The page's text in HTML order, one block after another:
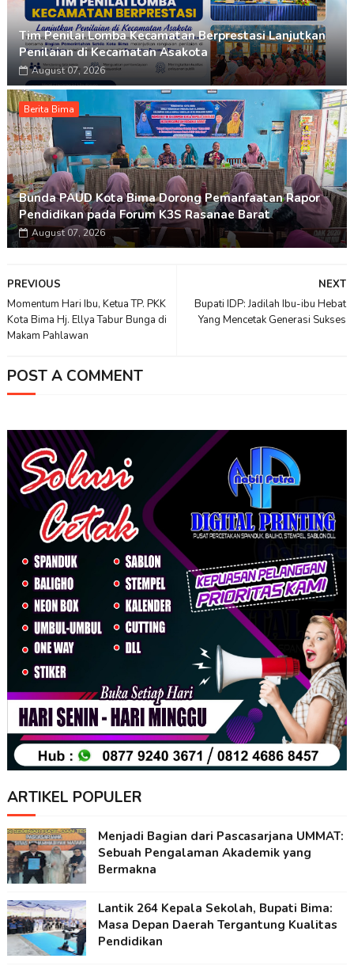
Tim Penilai Lomba Kecamatan Berprestasi Lanjutkan
Penilaian di Kecamatan Asakota
August 07, 2026
Berita Bima
Bunda PAUD Kota Bima Dorong Pemanfaatan Rapor
Pendidikan pada Forum K3S Rasanae Barat
August 07, 2026
NEXT
Bupati IDP: Jadilah Ibu-ibu Hebat
Yang Mencetak Generasi Sukses
PREVIOUS
Momentum Hari Ibu, Ketua TP. PKK
Kota Bima Hj. Ellya Tabur Bunga di
Makam Pahlawan
POST A COMMENT
ARTIKEL POPULER
Menjadi Bagian dari Pascasarjana UMMAT:
Sebuah Pengalaman Akademik yang
Bermakna
Lantik 264 Kepala Sekolah, Bupati Bima:
Masa Depan Daerah Tergantung Kualitas
Pendidikan